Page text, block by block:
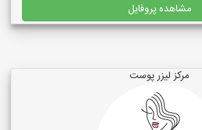
مشاهده پروفایل
مرکز لیزر پوست